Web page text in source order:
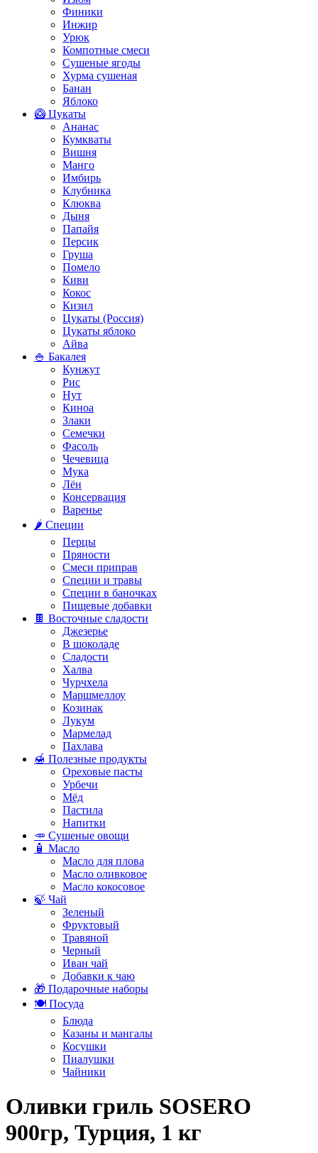
Финики
Инжир
Урюк
Компотные смеси
Сушеные ягоды
Хурма сушеная
Банан
Яблоко
🥝 Цукаты
Ананас
Кумкваты
Вишня
Манго
Имбирь
Клубника
Клюква
Дыня
Папайя
Персик
Груша
Помело
Киви
Кокос
Кизил
Цукаты (Россия)
Цукаты яблоко
Айва
🍚 Бакалея
Кунжут
Рис
Нут
Киноа
Злаки
Семечки
Фасоль
Чечевица
Мука
Лён
Консервация
Варенье
🌶️ Специи
Перцы
Пряности
Смеси приправ
Специи и травы
Специи в баночках
Пищевые добавки
🍫 Восточные сладости
Джезерье
В шоколаде
Сладости
Халва
Чурчхела
Маршмеллоу
Козинак
Лукум
Мармелад
Пахлава
🍯 Полезные продукты
Ореховые пасты
Урбечи
Мёд
Пастила
Напитки
🥕 Сушеные овощи
🧴 Масло
Масло для плова
Масло оливковое
Масло кокосовое
🍃 Чай
Зеленый
Фруктовый
Травяной
Черный
Иван чай
Добавки к чаю
🎁 Подарочные наборы
🍽️ Посуда
Блюда
Казаны и мангалы
Косушки
Пиалушки
Чайники
Оливки гриль SOSERO
900гр, Турция, 1 кг